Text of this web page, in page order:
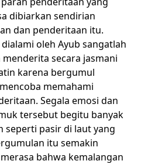
dibiarkan sendirian
dan penderitaan itu.
oleh Ayub sangatlah
secara jasmani
karena bergumul
memahami
Segala emosi dan
tersebut begitu banyak
seperti pasir di laut yang
itu semakin
bahwa kemalangan